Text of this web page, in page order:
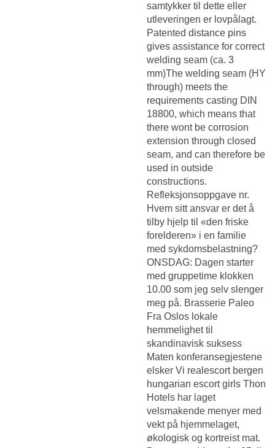
samtykker til dette eller
utleveringen er lovpålagt.
Patented distance pins
gives assistance for correct
welding seam (ca. 3
mm)The welding seam (HY
through) meets the
requirements casting DIN
18800, which means that
there wont be corrosion
extension through closed
seam, and can therefore be
used in outside
constructions.
Refleksjonsoppgave nr.
Hvem sitt ansvar er det å
tilby hjelp til «den friske
forelderen» i en familie
med sykdomsbelastning?
ONSDAG: Dagen starter
med gruppetime klokken
10.00 som jeg selv slenger
meg på. Brasserie Paleo
Fra Oslos lokale
hemmelighet til
skandinavisk suksess
Maten konferansegjestene
elsker Vi realescort bergen
hungarian escort girls Thon
Hotels har laget
velsmakende menyer med
vekt på hjemmelaget,
økologisk og kortreist mat.